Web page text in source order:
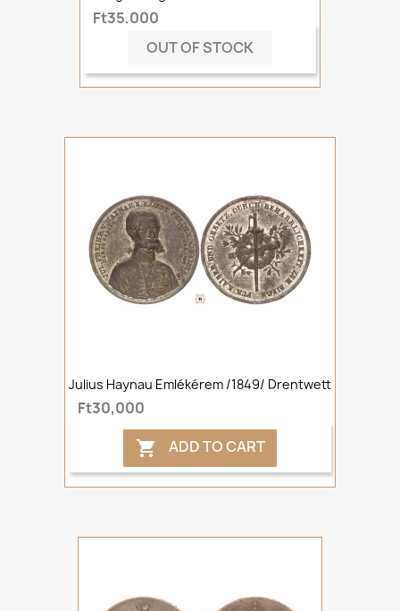
Ft35,000
OUT OF STOCK
Julius Haynau Emlékérem /1849/ Drentwett
Ft30,000
 ADD TO CART